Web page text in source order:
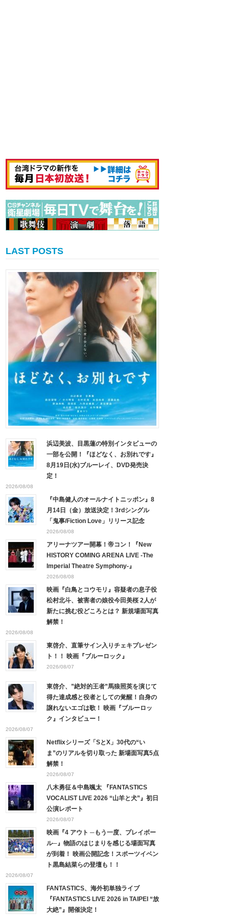
LAST POSTS
浜辺美波、目黒蓮の特別インタビューの
一部を公開！『ほどなく、お別れです』
8月19日(水)ブルーレイ、DVD発売決
定！
2026/08/08
『中島健人のオールナイトニッポン』8
月14日（金）放送決定！3rdシングル
「鬼事/Fiction Love」リリース記念
2026/08/08
アリーナツアー開幕！帝コン！『New
HISTORY COMING ARENA LIVE -The
Imperial Theatre Symphony-』
2026/08/08
映画『白鳥とコウモリ』容疑者の息子役
松村北斗、被害者の娘役今田美桜 2人が
新たに挑む役どころとは？ 新規場面写真
解禁！
2026/08/08
東啓介、直筆サイン入りチェキプレゼン
ト！！ 映画『ブルーロック』
2026/08/07
東啓介、”絶対的王者”馬狼照英を演じて
得た達成感と役者としての覚醒！自身の
譲れないエゴは歌！ 映画『ブルーロッ
ク』インタビュー！
2026/08/07
Netflixシリーズ「SとX」30代の“い
ま”のリアルを切り取った 新場面写真5点
解禁！
2026/08/07
八木勇征＆中島颯太 『FANTASTICS
VOCALIST LIVE 2026 “山羊と犬”』初日
公演レポート
2026/08/07
映画『4 アウト ─もう一度、プレイボー
ル─』物語のはじまりを感じる場面写真
が到着！ 映画公開記念！スポーツイベン
ト黒島結菜らの登壇も！！
2026/08/07
FANTASTICS、海外初単独ライブ
『FANTASTICS LIVE 2026 in TAIPEI “放
大絶”』開催決定！